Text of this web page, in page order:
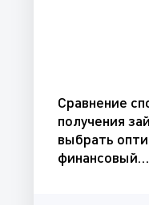
Сравнение
получения
выбрать
финансовый…